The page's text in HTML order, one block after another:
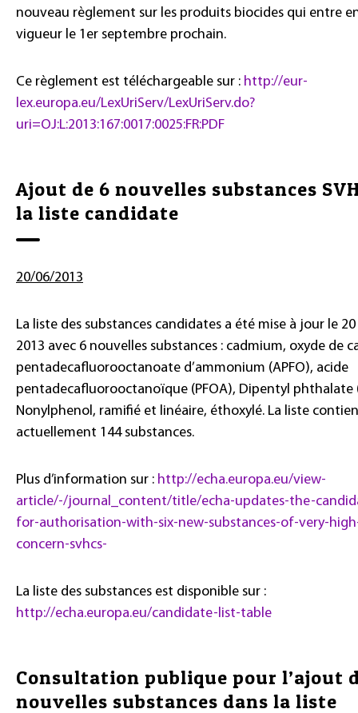
nouveau règlement sur les produits biocides qui entre
vigueur le 1er septembre prochain.
Ce règlement est téléchargeable sur : http://eur-
lex.europa.eu/LexUriServ/LexUriServ.do?
uri=OJ:L:2013:167:0017:0025:FR:PDF
Ajout de 6 nouvelles substances
la liste candidate
20/06/2013
La liste des substances candidates a été mise à jour le
2013 avec 6 nouvelles substances : cadmium, oxyde de
pentadecafluorooctanoate d’ammonium (APFO), acide
pentadecafluorooctanoïque (PFOA), Dipentyl phthalate
Nonylphenol, ramifié et linéaire, éthoxylé. La liste
actuellement 144 substances.
Plus d’information sur : http://echa.europa.eu/view-
article/-/journal_content/title/echa-updates-the-
for-authorisation-with-six-new-substances-of-very-
concern-svhcs-
La liste des substances est disponible sur :
http://echa.europa.eu/candidate-list-table
Consultation publique pour l’ajout
nouvelles substances dans la liste